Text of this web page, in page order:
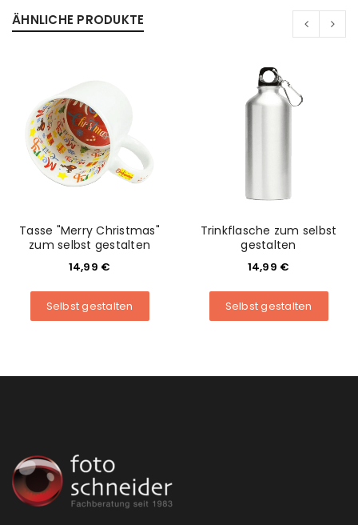
ÄHNLICHE PRODUKTE
Tasse "Merry Christmas"
zum selbst gestalten
14,99 €
Selbst gestalten
Trinkflasche zum selbst
gestalten
14,99 €
Selbst gestalten